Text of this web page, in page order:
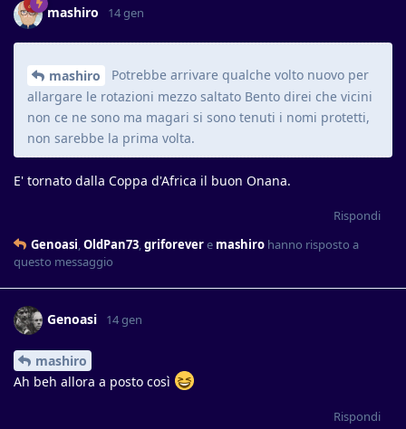
mashiro 14 gen
mashiro
Potrebbe arrivare qualche volto nuovo per
allargare le rotazioni mezzo saltato Bento direi che vicini
non ce ne sono ma magari si sono tenuti i nomi protetti,
non sarebbe la prima volta.
E' tornato dalla Coppa d'Africa il buon Onana.
Rispondi
Genoasi,OldPan73,griforevere mashiro hanno risposto a
questo messaggio
Genoasi 14 gen
mashiro
Ah beh allora a posto così
Rispondi